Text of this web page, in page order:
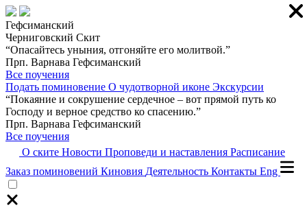
Гефсиманский
Черниговский Скит
“Опасайтесь уныния, отгоняйте его молитвой.”
Прп. Варнава Гефсиманский
Все поучения
Подать поминовение О чудотворной иконе Экскурсии
“Покаяние и сокрушение сердечное – вот прямой путь ко
Господу и верное средство ко спасению.”
Прп. Варнава Гефсиманский
Все поучения
О ските Новости Проповеди и наставления Расписание
Заказ поминовений Киновия Деятельность Контакты Eng